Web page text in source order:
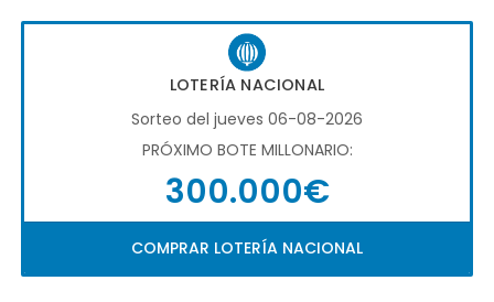
LOTERÍA NACIONAL
Sorteo del jueves 06-08-2026
PRÓXIMO BOTE MILLONARIO:
300.000€
COMPRAR LOTERÍA NACIONAL